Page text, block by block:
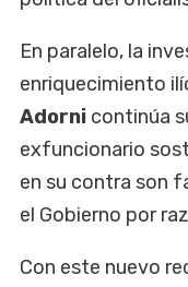
En paralelo, la
enriquecimiento
Adorni continúa
exfuncionario
en su contra son
el Gobierno por
Con este nuevo